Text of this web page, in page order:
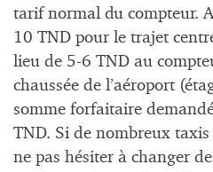
tarif normal du compteur.
10 TND pour le trajet
lieu de 5-6 TND au
chaussée de l’aéroport
somme forfaitaire
TND. Si de nombreux
ne pas hésiter à changer